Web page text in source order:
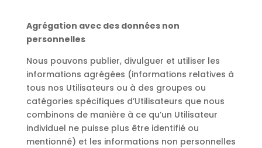
Agrégation avec des données non
personnelles
Nous pouvons publier, divulguer et utiliser les
informations agrégées (informations relatives à
tous nos Utilisateurs ou à des groupes ou
catégories spécifiques d’Utilisateurs que nous
combinons de manière à ce qu’un Utilisateur
individuel ne puisse plus être identifié ou
mentionné) et les informations non personnelles